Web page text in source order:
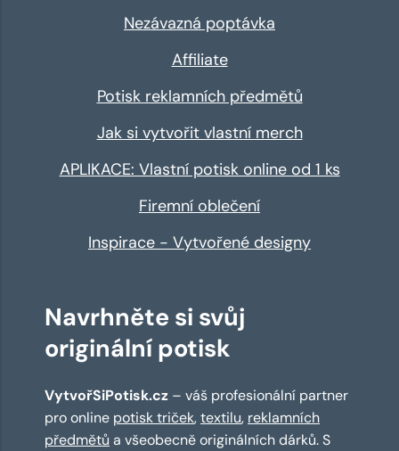
Nezávazná poptávka
Affiliate
Potisk reklamních předmětů
Jak si vytvořit vlastní merch
APLIKACE: Vlastní potisk online od 1 ks
Firemní oblečení
Inspirace - Vytvořené designy
Navrhněte si svůj
originální potisk
VytvořSiPotisk.cz – váš profesionální partner
pro online potisk triček,textilu, reklamních
předmětů a všeobecně originálních dárků. S